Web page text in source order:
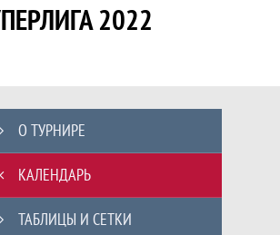
2022
футболу
О ТУРНИРЕ
КАЛЕНДАРЬ
ТАБЛИЦЫ И СЕТКИ